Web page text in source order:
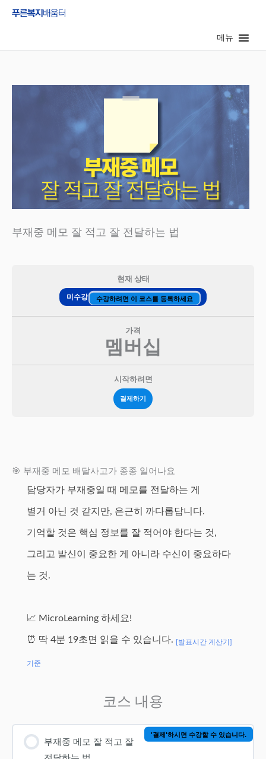
메뉴
부재중 메모 잘 적고 잘 전달하는 법
현재 상태
미수강 수강하려면 이 코스를 등록하세요
가격
멤버십
시작하려면
결제하기
🎯 부재중 메모 배달사고가 종종 일어나요
담당자가 부재중일 때 메모를 전달하는 게
별거 아닌 것 같지만, 은근히 까다롭답니다.
기억할 것은 핵심 정보를 잘 적어야 한다는 것,
그리고 발신이 중요한 게 아니라 수신이 중요하다
는 것.
📈 MicroLearning 하세요!
⏰ 딱 4분 19초면 읽을 수 있습니다. [발표시간 계산기]
기준
코스 내용
부재중 메모 잘 적고 잘
'결제'하시면 수강할 수 있습니다.